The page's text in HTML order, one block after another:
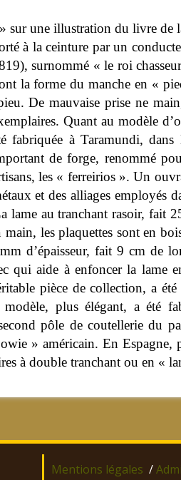
sur une illustration du livre de
à la ceinture par un
surnommé « le roi
la forme du manche en «
De mauvaise prise ne
Quant au modèle
fabriquée à Taramundi,
de forge, renommé
les « ferreirios ». Un
et des alliages employés
lame au tranchant rasoir, fait
les plaquettes sont en
d’épaisseur, fait 9 cm de
qui aide à enfoncer la lame
pièce de collection, a été
plus élégant, a été
pôle de coutellerie du
» américain. En
à double tranchant ou en «
Mentions légales /